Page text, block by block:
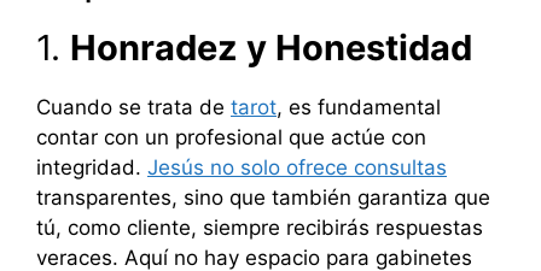
1. Honradez y Honestidad
Cuando se trata de tarot, es fundamental
contar con un profesional que actúe con
integridad. Jesús no solo ofrece consultas
transparentes, sino que también garantiza que
tú, como cliente, siempre recibirás respuestas
veraces. Aquí no hay espacio para gabinetes